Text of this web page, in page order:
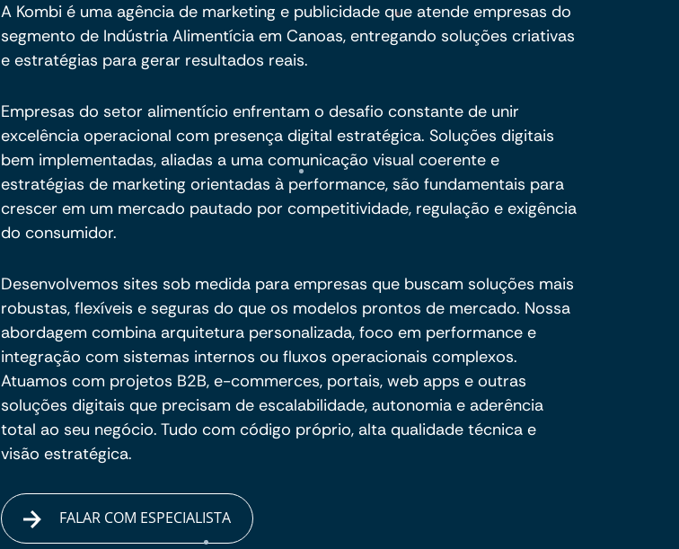
A Kombi é uma agência de marketing e publicidade que atende empresas do
segmento de Indústria Alimentícia em Canoas, entregando soluções criativas
e estratégias para gerar resultados reais.
Empresas do setor alimentício enfrentam o desafio constante de unir
excelência operacional com presença digital estratégica. Soluções digitais
bem implementadas, aliadas a uma comunicação visual coerente e
estratégias de marketing orientadas à performance, são fundamentais para
crescer em um mercado pautado por competitividade, regulação e exigência
do consumidor.
Desenvolvemos sites sob medida para empresas que buscam soluções mais
robustas, flexíveis e seguras do que os modelos prontos de mercado. Nossa
abordagem combina arquitetura personalizada, foco em performance e
integração com sistemas internos ou fluxos operacionais complexos.
Atuamos com projetos B2B, e-commerces, portais, web apps e outras
soluções digitais que precisam de escalabilidade, autonomia e aderência
total ao seu negócio. Tudo com código próprio, alta qualidade técnica e
visão estratégica.
FALAR COM ESPECIALISTA